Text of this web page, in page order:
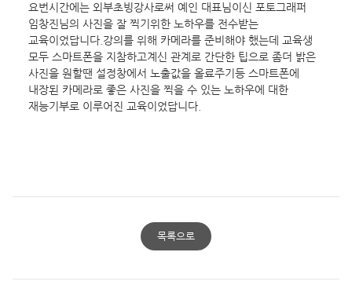
요번시간에는 외부초빙강사로써 예인 대표님이신 포토그래퍼
임창진님의 사진을 잘 찍기위한 노하우를 전수받는
교육이었답니다.강의를 위해 카메라를 준비해야 했는데 교육생
모두 스마트폰을 지참하고계신 관계로 간단한 팁으로 좀더 밝은
사진을 원할땐 설정창에서 노출값을 올료주기등 스마트폰에
내장된 카메라로 좋은 사진을 찍을 수 있는 노하우에 대한
재능기부로 이루어진 교육이었답니다.
목록으로